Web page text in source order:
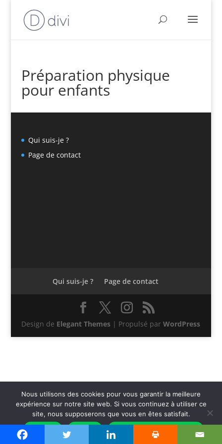
Préparation physique
pour enfants
Qui suis-je ?
Page de contact
Qui suis-je ? Page de contact
Design de Elegant Themes | Propulsé parWordPress
Nous utilisons des cookies pour vous garantir la meilleure
expérience sur notre site web. Si vous continuez à utiliser ce
site, nous supposerons que vous en êtes satisfait.
Politique de confidentialité